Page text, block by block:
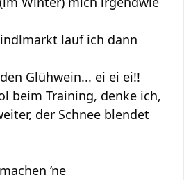
lauf ich dann
Glühwein... ei ei ei!!
beim Training, denke ich,
der Schnee blendet
’ne